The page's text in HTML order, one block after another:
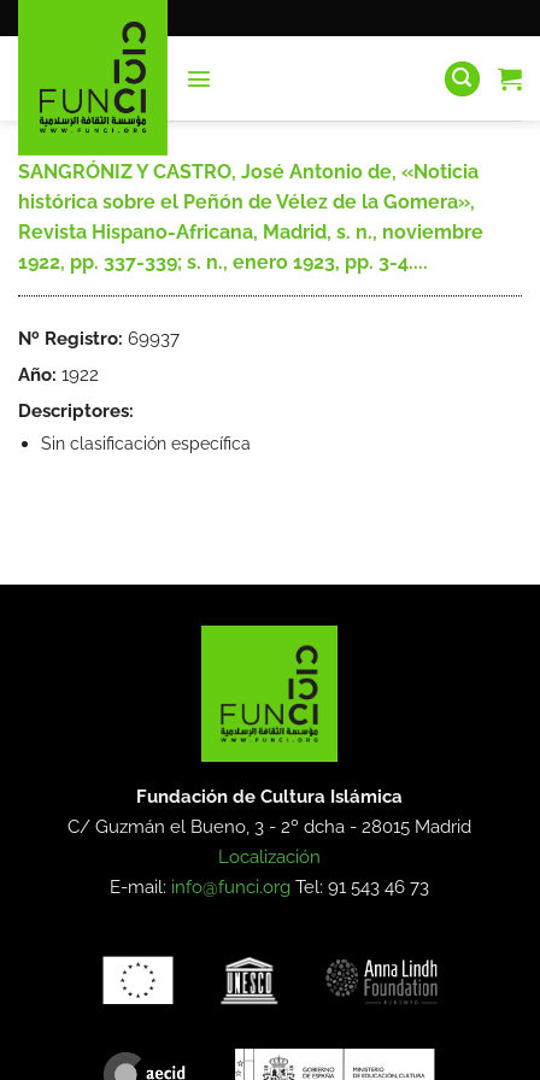
al
SANGRÓNIZ Y CASTRO, José Antonio de, «Noticia
histórica sobre el Peñón de Vélez de la Gomera»,
Revista Hispano-Africana, Madrid, s. n., noviembre
1922, pp. 337-339; s. n., enero 1923, pp. 3-4....
Nº Registro: 69937
Año: 1922
Descriptores:
Sin clasificación específica
Fundación de Cultura Islámica
C/ Guzmán el Bueno, 3 - 2º dcha -28015 Madrid
Localización
E-mail: info@funci.org Tel: 91 543 46 73